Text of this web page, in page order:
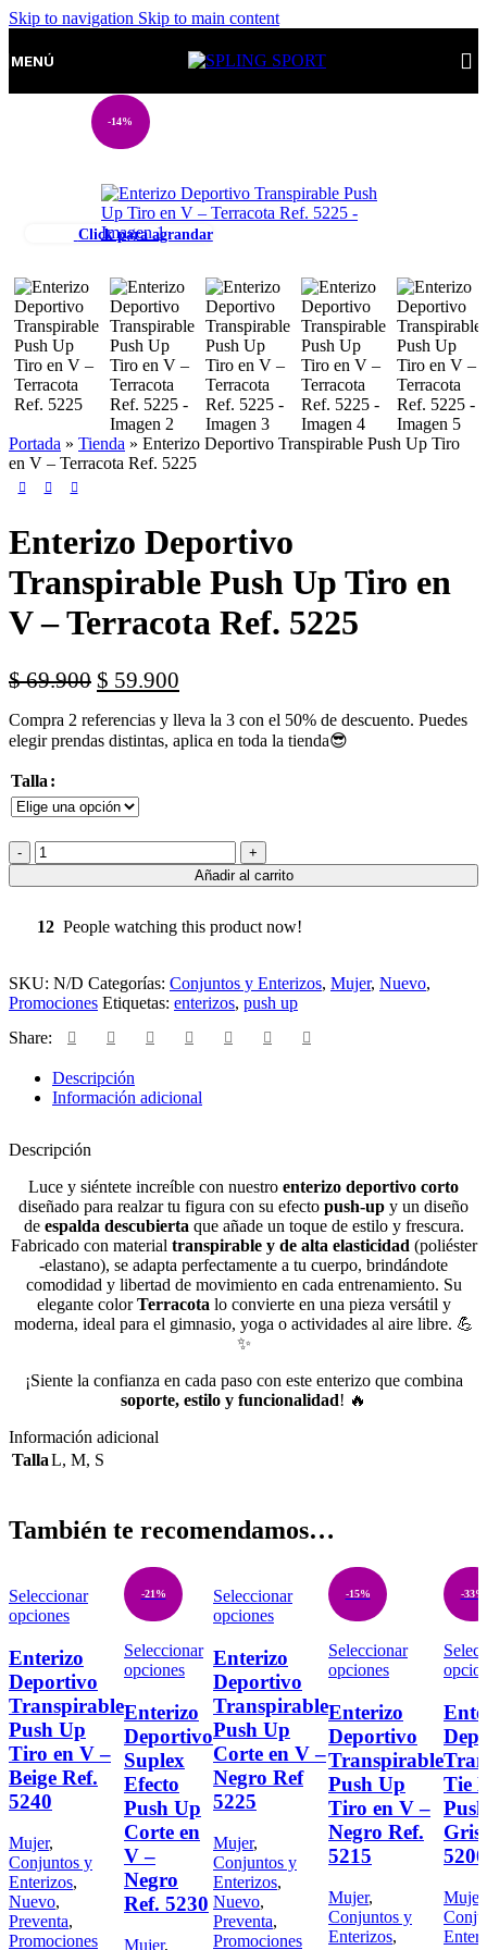
Skip to navigation Skip to main content
MENÚ
-14%
Click para agrandar
Portada » Tienda » Enterizo Deportivo Transpirable Push Up Tiro
en V – Terracota Ref. 5225
Enterizo Deportivo
Transpirable Push Up Tiro en
V – Terracota Ref. 5225
$69.900 $ 59.900
Compra 2 referencias y lleva la 3 con el 50% de descuento. Puedes
elegir prendas distintas, aplica en toda la tienda😎
Talla
Añadir al carrito
12 People watching this product now!
SKU: N/D Categorías: Conjuntos y Enterizos, Mujer, Nuevo,
Promociones Etiquetas: enterizos, push up
Share:
Descripción
Información adicional
Descripción
Luce y siéntete increíble con nuestro enterizo deportivo corto
diseñado para realzar tu figura con su efecto push-up y un diseño
de espalda descubierta que añade un toque de estilo y frescura.
Fabricado con material transpirable y de alta elasticidad (poliéster
-elastano), se adapta perfectamente a tu cuerpo, brindándote
comodidad y libertad de movimiento en cada entrenamiento. Su
elegante colorTerracota lo convierte en una pieza versátil y
moderna, ideal para el gimnasio, yoga o actividades al aire libre. 💪
✨
¡Siente la confianza en cada paso con este enterizo que combina
soporte, estilo y funcionalidad! 🔥
Información adicional
TallaL, M, S
También te recomendamos…
Seleccionar
opciones
Enterizo
Deportivo
Transpirable
Push Up
Tiro en V –
Beige Ref.
5240
Mujer,
Conjuntos y
Enterizos,
Nuevo,
Preventa,
Promociones
-21%
Seleccionar
opciones
Enterizo
Deportivo
Suplex
Efecto
Push Up
Corte en
V –
Negro
Ref. 5230
Mujer,
Seleccionar
opciones
Enterizo
Deportivo
Transpirable
Push Up
Corte en V –
Negro Ref
5225
Mujer,
Conjuntos y
Enterizos,
Nuevo,
Preventa,
Promociones
-15%
Seleccionar
opciones
Enterizo
Deportivo
Transpirable
Push Up
Tiro en V –
Negro Ref.
5215
Mujer,
Conjuntos y
Enterizos,
-33%
Tie
Gris
5200
Mujer